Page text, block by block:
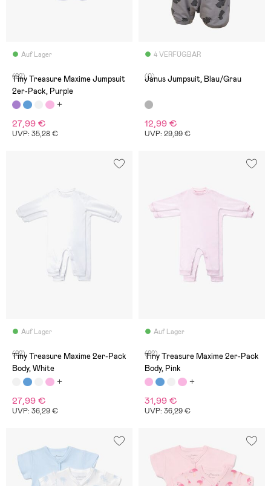
Auf Lager
(22)
Tiny Treasure Maxime Jumpsuit
2er-Pack, Purple
27,99 €
UVP: 35,28 €
4 VERFÜGBAR
(0)
Janus Jumpsuit, Blau/Grau
12,99 €
UVP: 29,99 €
Auf Lager
(22)
Tiny Treasure Maxime 2er-Pack
Body, White
27,99 €
UVP: 36,29 €
Auf Lager
(22)
Tiny Treasure Maxime 2er-Pack
Body, Pink
31,99 €
UVP: 36,29 €